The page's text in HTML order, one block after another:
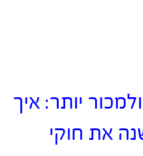
יותר: איך
את חוקי